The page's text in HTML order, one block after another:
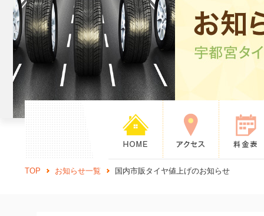
TOP お知らせ一覧 国内市販タイヤ値上げのお知らせ